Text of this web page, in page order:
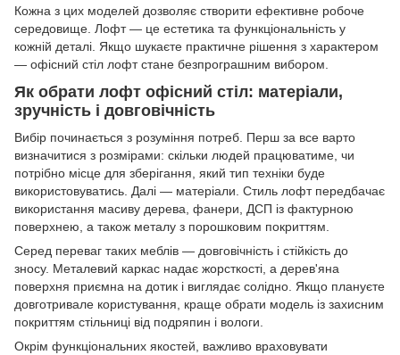
Кожна з цих моделей дозволяє створити ефективне робоче
середовище. Лофт — це естетика та функціональність у
кожній деталі. Якщо шукаєте практичне рішення з характером
— офісний стіл лофт стане безпрограшним вибором.
Як обрати лофт офісний стіл: матеріали,
зручність і довговічність
Вибір починається з розуміння потреб. Перш за все варто
визначитися з розмірами: скільки людей працюватиме, чи
потрібно місце для зберігання, який тип техніки буде
використовуватись. Далі — матеріали. Стиль лофт передбачає
використання масиву дерева, фанери, ДСП із фактурною
поверхнею, а також металу з порошковим покриттям.
Серед переваг таких меблів — довговічність і стійкість до
зносу. Металевий каркас надає жорсткості, а дерев'яна
поверхня приємна на дотик і виглядає солідно. Якщо плануєте
довготривале користування, краще обрати модель із захисним
покриттям стільниці від подряпин і вологи.
Окрім функціональних якостей, важливо враховувати